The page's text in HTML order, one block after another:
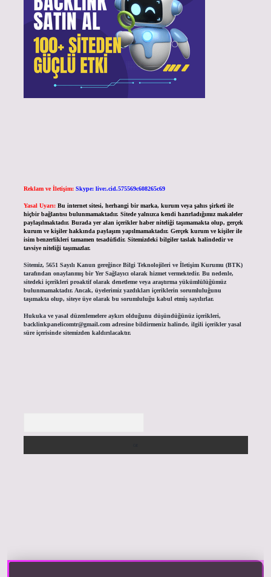
Reklam ve İletişim: Skype: live:.cid.575569c608265c69
Yasal Uyarı: Bu internet sitesi, herhangi bir marka, kurum veya şahıs şirketi ile
hiçbir bağlantısı bulunmamaktadır. Sitede yalnızca kendi hazırladığımız makaleler
paylaşılmaktadır. Burada yer alan içerikler haber niteliği taşımamakta olup, gerçek
kurum ve kişiler hakkında paylaşım yapılmamaktadır. Gerçek kurum ve kişiler ile
isim benzerlikleri tamamen tesadüfidir. Sitemizdeki bilgiler taslak halindedir ve
tavsiye niteliği taşımazlar.
Sitemiz, 5651 Sayılı Kanun gereğince Bilgi Teknolojileri ve İletişim Kurumu (BTK)
tarafından onaylanmış bir Yer Sağlayıcı olarak hizmet vermektedir. Bu nedenle,
sitedeki içerikleri proaktif olarak denetleme veya araştırma yükümlülüğümüz
bulunmamaktadır. Ancak, üyelerimiz yazdıkları içeriklerin sorumluluğunu
taşımakta olup, siteye üye olarak bu sorumluluğu kabul etmiş sayılırlar.
Hukuka ve yasal düzenlemelere aykırı olduğunu düşündüğünüz içerikleri,
backlinkpanelicomtr@gmail.comadresine bildirmeniz halinde, ilgili içerikler yasal
süre içerisinde sitemizden kaldırılacaktır.